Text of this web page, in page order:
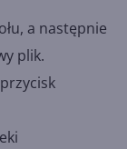
a następnie
plik.